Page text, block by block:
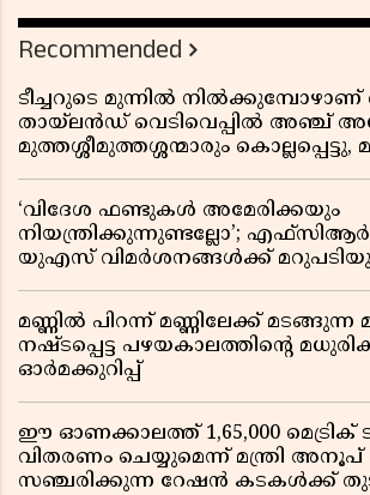
Recommended
ടീച്ചറുടെ മുന്നിൽ നിൽക്കുമ്പോഴാണ്
തായ്‌ലൻഡ് വെടിവെപ്പിൽ അഞ്ച്
മുത്തശ്ശീമുത്തശ്ശന്മാരും
‘വിദേശ ഫണ്ടുകൾ അമേരിക്കയും
നിയന്ത്രിക്കുന്നുണ്ടല്ലോ’;
യുഎസ് വിമർശനങ്ങൾക്ക്
മണ്ണിൽ പിറന്ന് മണ്ണിലേക്ക്
നഷ്ടപ്പെട്ട പഴയകാലത്തിൻ്റെ
ഓർമക്കുറിപ്പ്
ഈ ഓണക്കാലത്ത് 1,65,000
വിതരണം ചെയ്യുമെന്ന് മന്ത്രി
സഞ്ചരിക്കുന്ന റേഷൻ കടകൾക്ക്